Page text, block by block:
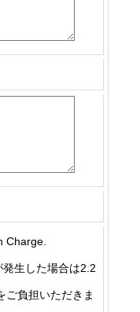
Charge.
生した場合は2.2
ご負担いただきま